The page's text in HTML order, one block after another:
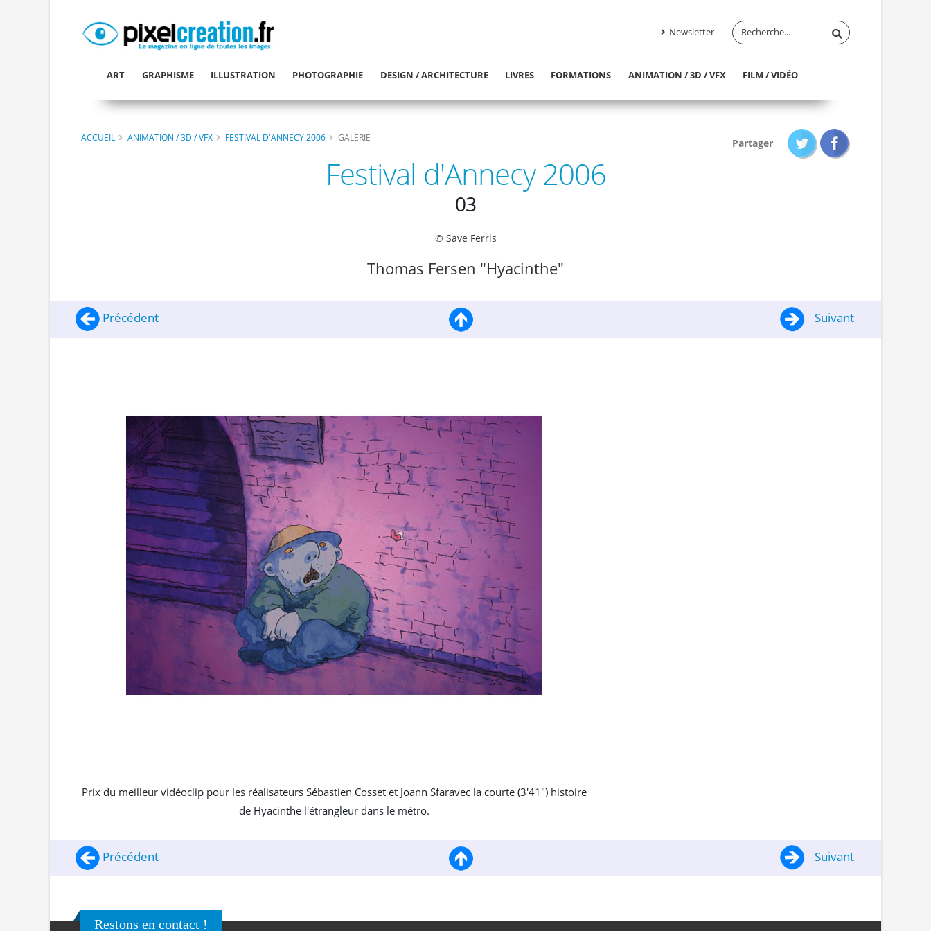
Newsletter
ART GRAPHISME ILLUSTRATION PHOTOGRAPHIE DESIGN / ARCHITECTURE LIVRES FORMATIONS ANIMATION / 3D / VFX FILM / VIDÉO
ACCUEIL ANIMATION / 3D / VFX FESTIVAL D'ANNECY 2006 GALERIE Partager
Festival d'Annecy 2006
03
© Save Ferris
Thomas Fersen "Hyacinthe"
Précédent Suivant
Prix du meilleur vidéoclip pour les réalisateurs Sébastien Cosset et Joann Sfaravec la courte (3'41") histoire
de Hyacinthe l'étrangleur dans le métro.
Précédent Suivant
Restons en contact !